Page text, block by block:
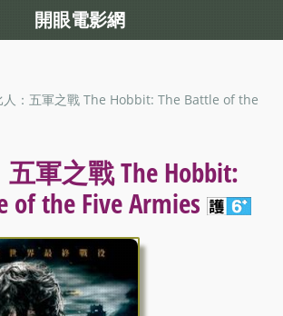
人：五軍之戰 The Hobbit: The Battle of the
軍之戰 The Hobbit:
of the Five Armies
開眼電影網